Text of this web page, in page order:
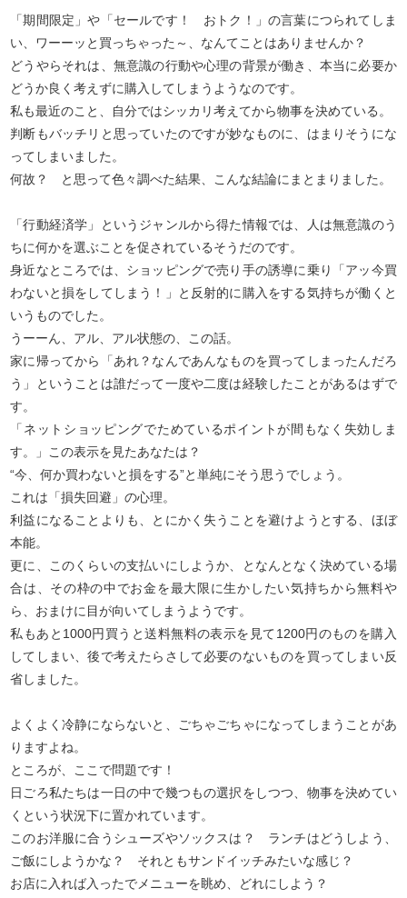
「期間限定」や「セールです！ おトク！」の言葉につられてしま
い、ワーーッと買っちゃった～、なんてことはありませんか？
どうやらそれは、無意識の行動や心理の背景が働き、本当に必要か
どうか良く考えずに購入してしまうようなのです。
私も最近のこと、自分ではシッカリ考えてから物事を決めている。
判断もバッチリと思っていたのですが妙なものに、はまりそうにな
ってしまいました。
何故？ と思って色々調べた結果、こんな結論にまとまりました。
「行動経済学」というジャンルから得た情報では、人は無意識のう
ちに何かを選ぶことを促されているそうだのです。
身近なところでは、ショッピングで売り手の誘導に乗り「アッ今買
わないと損をしてしまう！」と反射的に購入をする気持ちが働くと
いうものでした。
うーーん、アル、アル状態の、この話。
家に帰ってから「あれ？なんであんなものを買ってしまったんだろ
う」ということは誰だって一度や二度は経験したことがあるはずで
す。
「ネットショッピングでためているポイントが間もなく失効しま
す。」この表示を見たあなたは？
“今、何か買わないと損をする”と単純にそう思うでしょう。
これは「損失回避」の心理。
利益になることよりも、とにかく失うことを避けようとする、ほぼ
本能。
更に、このくらいの支払いにしようか、となんとなく決めている場
合は、その枠の中でお金を最大限に生かしたい気持ちから無料や
ら、おまけに目が向いてしまうようです。
私もあと1000円買うと送料無料の表示を見て1200円のものを購入
してしまい、後で考えたらさして必要のないものを買ってしまい反
省しました。
よくよく冷静にならないと、ごちゃごちゃになってしまうことがあ
りますよね。
ところが、ここで問題です！
日ごろ私たちは一日の中で幾つもの選択をしつつ、物事を決めてい
くという状況下に置かれています。
このお洋服に合うシューズやソックスは？ ランチはどうしよう、
ご飯にしようかな？ それともサンドイッチみたいな感じ？
お店に入れば入ったでメニューを眺め、どれにしよう？